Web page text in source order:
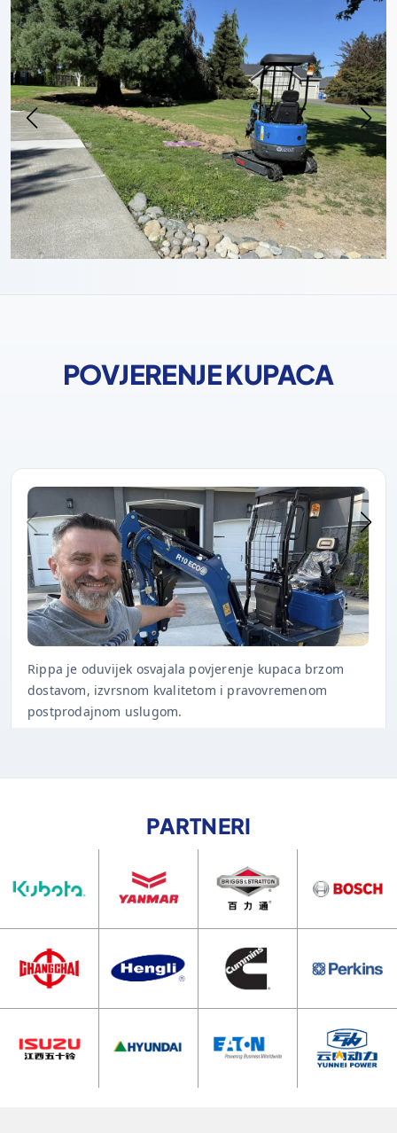
POVJERENJE KUPACA
Rippa je oduvijek osvajala povjerenje kupaca brzom
postprodajnom uslugom.
PARTNERI